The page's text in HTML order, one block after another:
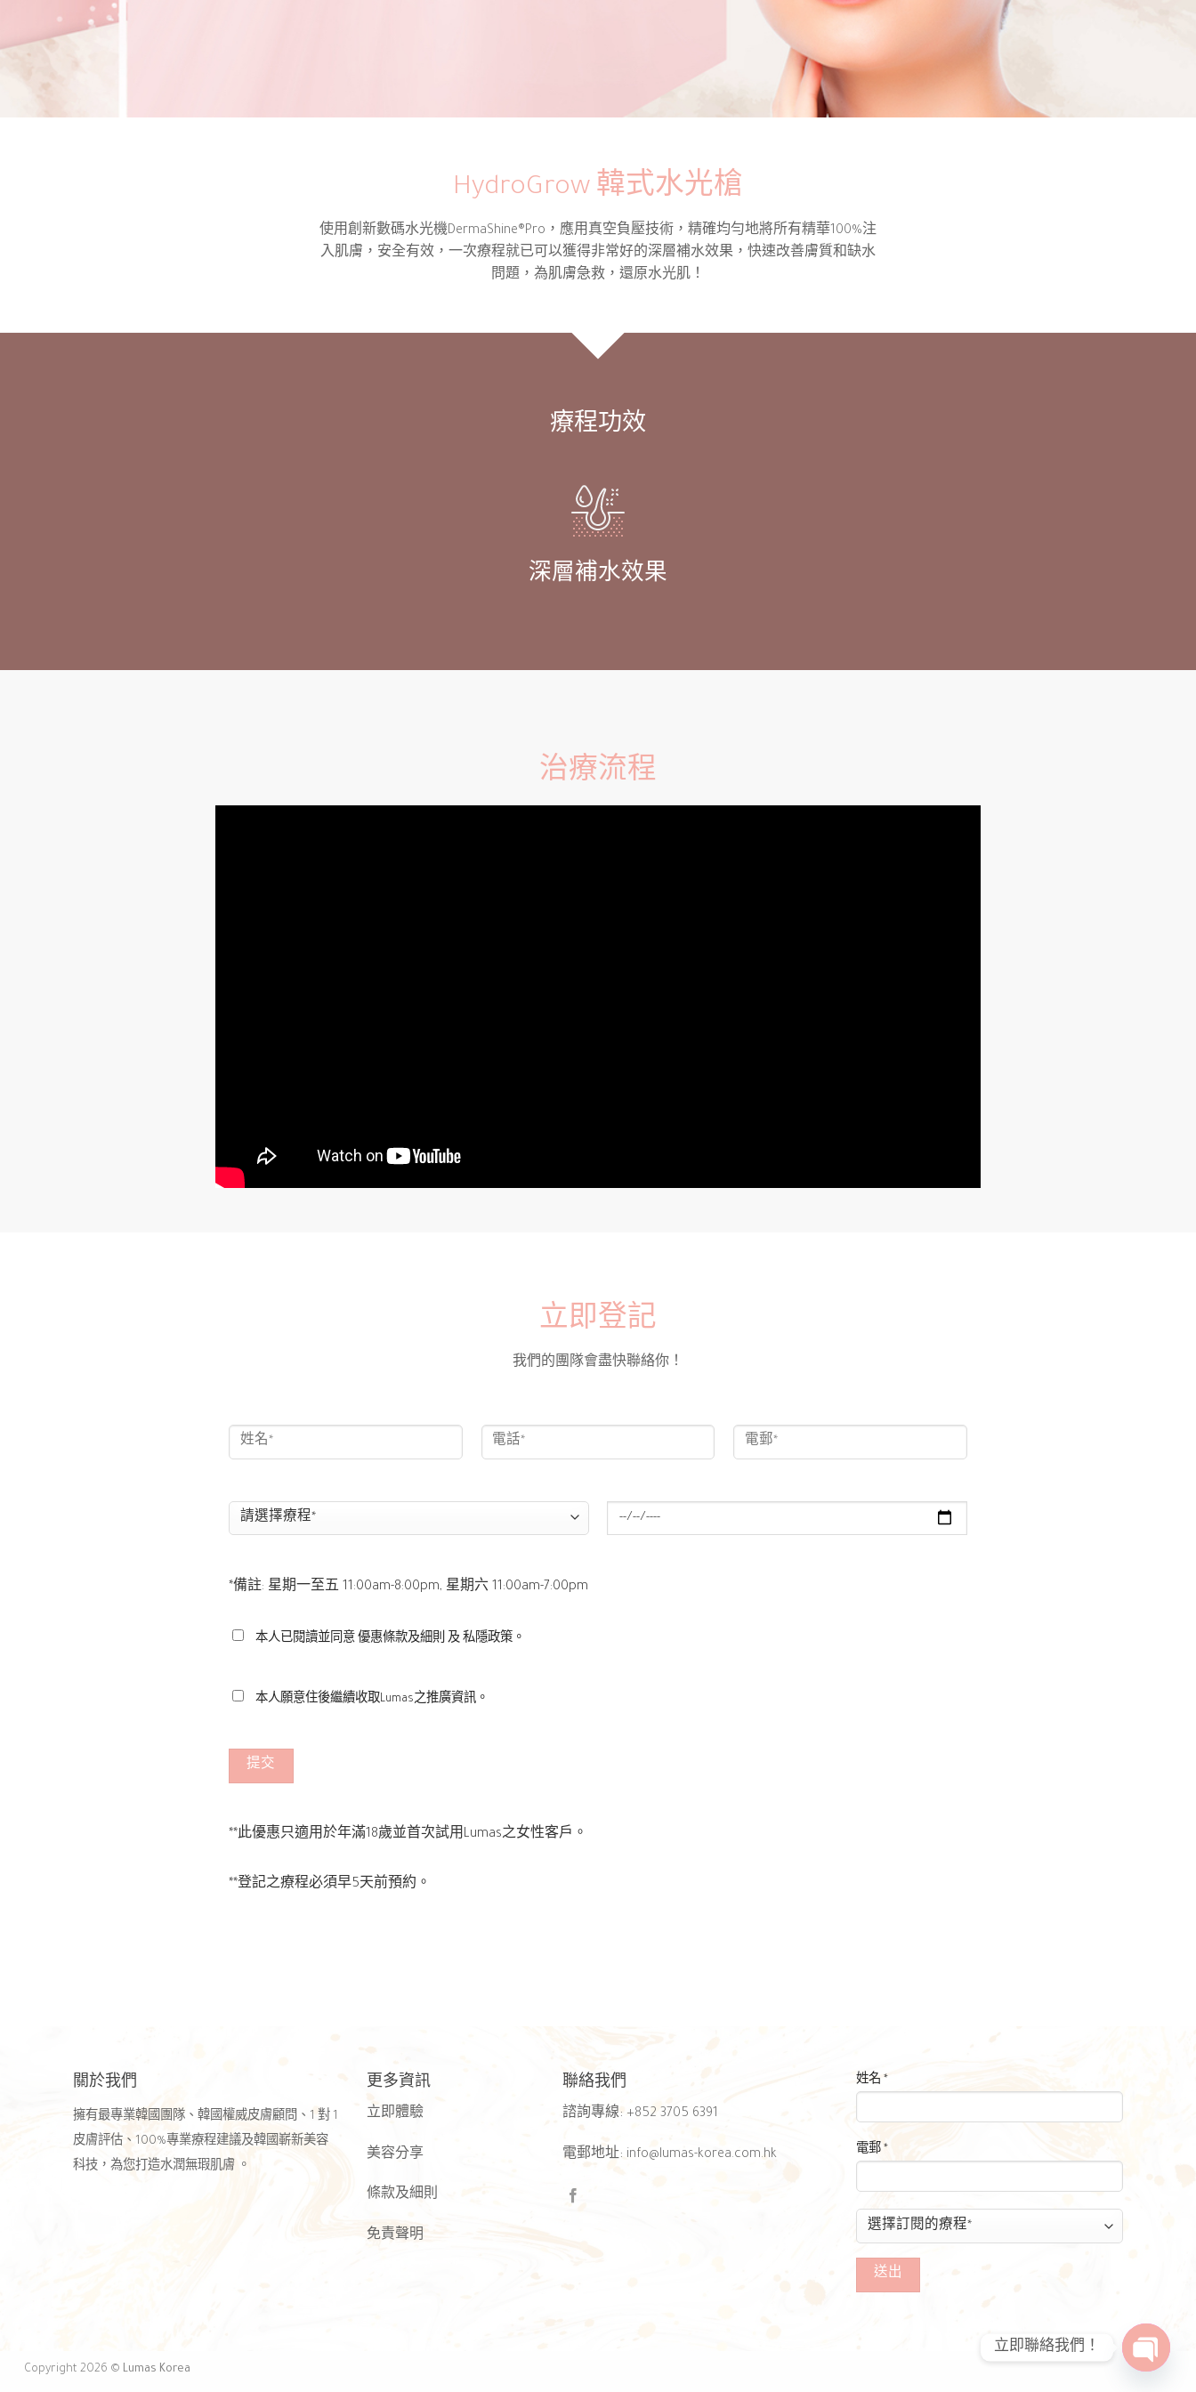
HydroGrow 韓式水光槍
使用創新數碼水光機DermaShine®Pro，應用真空負壓技術，精確均勻地將所有精華100%注
入肌膚，安全有效，一次療程就已可以獲得非常好的深層補水效果，快速改善膚質和缺水
問題，為肌膚急救，還原水光肌！
療程功效
深層補水效果
治療流程
立即登記
我們的團隊會盡快聯絡你！
*備註: 星期一至五 11:00am-8:00pm, 星期六 11:00am-7:00pm
本人已閱讀並同意 優惠條款及細則 及 私隱政策。
本人願意住後繼續收取Lumas之推廣資訊。
**此優惠只適用於年滿18歲並首次試用Lumas之女性客戶。
**登記之療程必須早5天前預約。
關於我們
擁有最專業韓國團隊、韓國權威皮膚顧問、1 對 1
皮膚評估、100%專業療程建議及韓國嶄新美容
科技，為您打造水潤無瑕肌膚 。
更多資訊
立即體驗
美容分享
條款及細則
免責聲明
聯絡我們
諮詢專線: +852 3705 6391
電郵地址: info@lumas-korea.com.hk
姓名 *
電郵 *
Copyright 2026 © Lumas Korea
立即聯絡我們！